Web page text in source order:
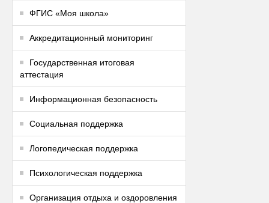
ФГИС «Моя школа»
Аккредитационный мониторинг
Государственная итоговая
аттестация
Информационная безопасность
Социальная поддержка
Логопедическая поддержка
Психологическая поддержка
Организация отдыха и оздоровления